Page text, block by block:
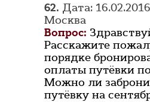
62. Дата: 16.02.2016
Москва
Вопрос:
Расскажите
порядке
оплаты путёвки
Можно ли
путёвку на